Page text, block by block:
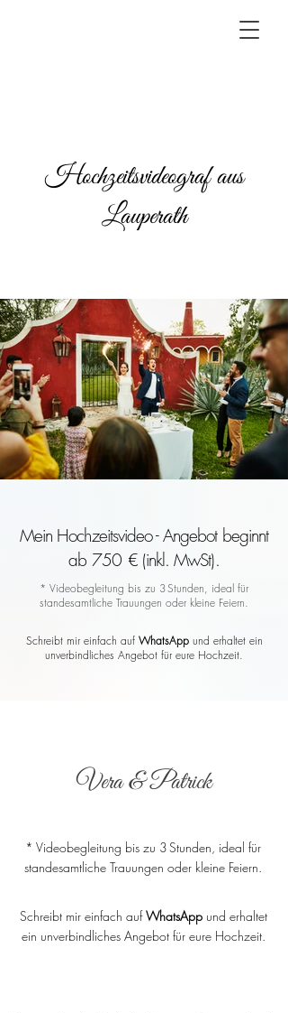
Hochzeitsvideograf aus
Lauperath
Mein Hochzeitsvideo - Angebot beginnt
ab 750 € (inkl. MwSt).
* Videobegleitung bis zu 3 Stunden, ideal für
standesamtliche Trauungen oder kleine Feiern.
Schreibt mir einfach auf WhatsAppund erhaltet ein
unverbindliches Angebot für eure Hochzeit.
Vera & Patrick
* Videobegleitung bis zu 3 Stunden, ideal für
standesamtliche Trauungen oder kleine Feiern.
Schreibt mir einfach aufWhatsAppund erhaltet
ein unverbindliches Angebot für eure Hochzeit.